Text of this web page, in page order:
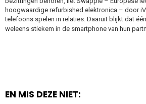
hoogwaardige refurbished elektronica – door
telefoons spelen in relaties. Daaruit blijkt dat
weleens stiekem in de smartphone van hun
EN MIS DEZE NIET: